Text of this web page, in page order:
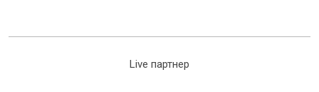
Live партнер